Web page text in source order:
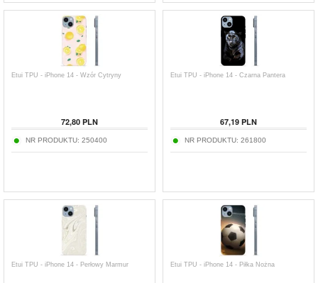
Etui TPU - iPhone 14 - Wzór Cytryny
72,80 PLN
NR PRODUKTU: 250400
Etui TPU - iPhone 14 - Czarna Pantera
67,19 PLN
NR PRODUKTU: 261800
Etui TPU - iPhone 14 - Perłowy Marmur Etui TPU - iPhone 14 - Piłka Nożna